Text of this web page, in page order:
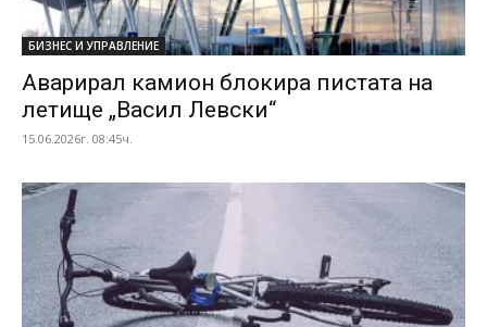
БИЗНЕС И УПРАВЛЕНИЕ
Аварирал камион блокира пистата на
летище „Васил Левски“
15.06.2026г. 08:45ч.